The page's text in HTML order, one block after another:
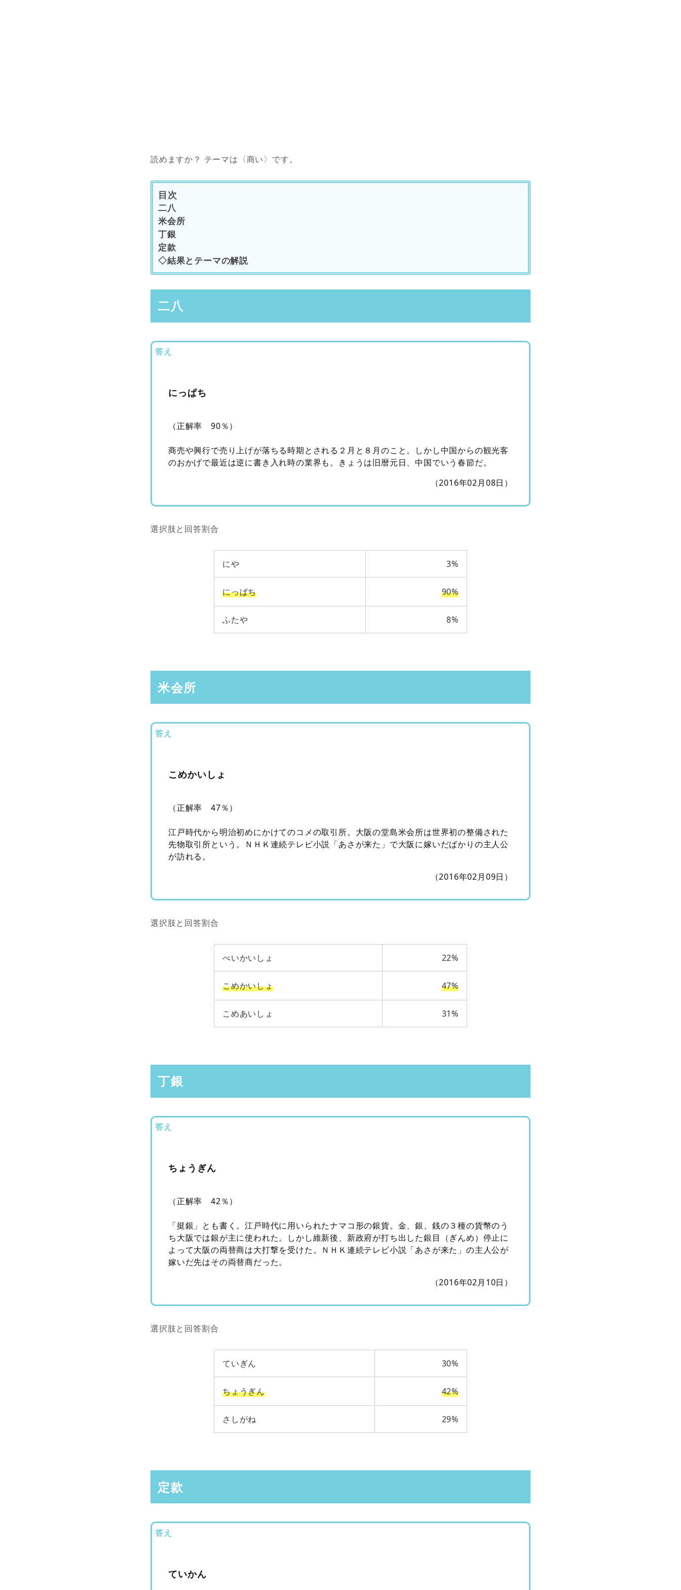
読めますか？ テーマは〈商い〉です。
目次
二八
米会所
丁銀
定款
◇結果とテーマの解説
二八
答え
にっぱち
（正解率 90％）
商売や興行で売り上げが落ちる時期とされる２月と８月のこと。しかし中国からの観光客
のおかげで最近は逆に書き入れ時の業界も。きょうは旧暦元日、中国でいう春節だ。
（2016年02月08日）
選択肢と回答割合
にや 3%
にっぱち 90%
ふたや 8%
米会所
答え
こめかいしょ
（正解率 47％）
江戸時代から明治初めにかけてのコメの取引所。大阪の堂島米会所は世界初の整備された
先物取引所という。ＮＨＫ連続テレビ小説「あさが来た」で大阪に嫁いだばかりの主人公
が訪れる。
（2016年02月09日）
選択肢と回答割合
べいかいしょ 22%
こめかいしょ 47%
こめあいしょ 31%
丁銀
答え
ちょうぎん
（正解率 42％）
「挺銀」とも書く。江戸時代に用いられたナマコ形の銀貨。金、銀、銭の３種の貨幣のう
ち大阪では銀が主に使われた。しかし維新後、新政府が打ち出した銀目（ぎんめ）停止に
よって大阪の両替商は大打撃を受けた。ＮＨＫ連続テレビ小説「あさが来た」の主人公が
嫁いだ先はその両替商だった。
（2016年02月10日）
選択肢と回答割合
ていぎん 30%
ちょうぎん 42%
さしがね 29%
定款
答え
ていかん